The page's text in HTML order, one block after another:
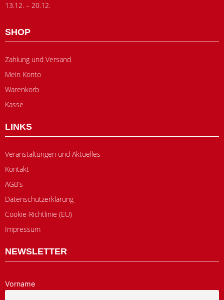
13.12. – 20.12.
SHOP
Zahlung und Versand
Mein Konto
Warenkorb
Kasse
LINKS
Veranstaltungen und Aktuelles
Kontakt
AGB’s
Datenschutzerklärung
Cookie-Richtlinie (EU)
Impressum
NEWSLETTER
Vorname